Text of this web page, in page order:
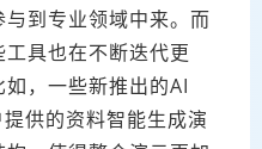
到专业领域中来。而
具也在不断迭代更
，一些新推出的AI
供的资料智能生成演